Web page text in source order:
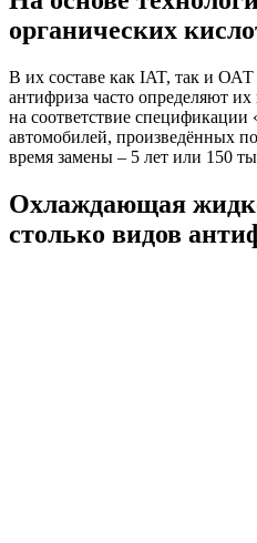
органических
В их составе как IAT, так и
антифриза часто определяют
на соответствие спецификации
автомобилей, произведённых
время замены – 5 лет или 150
Охлаждающая
столько видов